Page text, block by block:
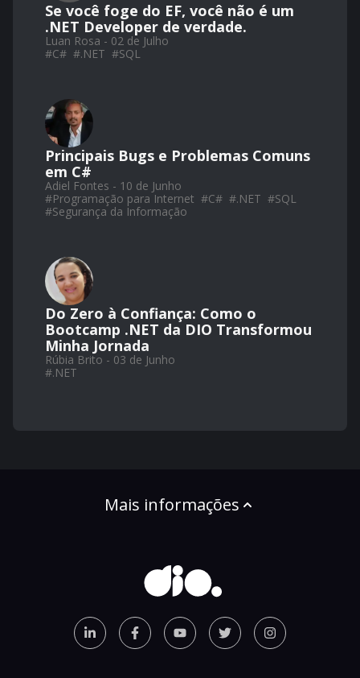
Se você foge do EF, você não é um
.NET Developer de verdade.
Luan Rosa - 02 de Julho
#C# #.NET #SQL
Principais Bugs e Problemas Comuns
em C#
Adiel Fontes - 10 de Junho
#Programação para Internet #C# #.NET #SQL
#Segurança da Informação
Do Zero à Confiança: Como o
Bootcamp .NET da DIO Transformou
Minha Jornada
Rúbia Brito - 03 de Junho
#.NET
Mais informações